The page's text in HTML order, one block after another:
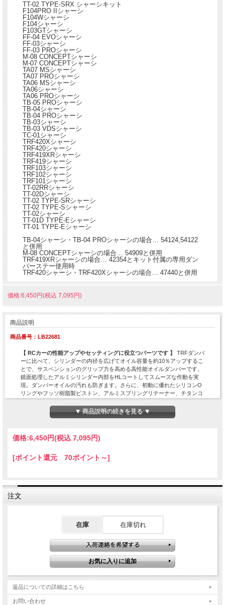
TT-02 TYPE-SRX シャーシキット
F104PRO IIシャーシ
F104Wシャーシ
F104シャーシ
F103GTシャーシ
FF-04 EVOシャーシ
FF-03シャーシ
FF-03 PROシャーシ
M-08 CONCEPTシャーシ
M-07 CONCEPTシャーシ
TA07 MSシャーシ
TA07 PROシャーシ
TA06 MSシャーシ
TA06シャーシ
TA06 PROシャーシ
TB-05 PROシャーシ
TB-04シャーシ
TB-04 PROシャーシ
TB-03シャーシ
TB-03 VDSシャーシ
TC-01シャーシ
TRF420Xシャーシ
TRF420シャーシ
TRF419XRシャーシ
TRF419シャーシ
TRF103シャーシ
TRF102シャーシ
TRF101シャーシ
TT-02RRシャーシ
TT-02Dシャーシ
TT-02 TYPE-SRシャーシ
TT-02 TYPE-Sシャーシ
TT-02シャーシ
TT-01D TYPE-Eシャーシ
TT-01 TYPE-Eシャーシ
TB-04シャーシ・TB-04 PROシャーシの場合… 54124,54122
と併用
M-08 CONCEPTシャーシの場合… 54909と併用
TRF419XRシャーシの場合… 42354とキット付属の専用ダン
パーステー使用時
TRF420シャーシ・TRF420Xシャーシの場合… 47440と併用
価格:6,450円(税込 7,095円)
商品説明
商品番号：LB22681
【 RCカーの性能アップやセッティングに役立つパーツです 】
TRFダンパ
ーに比べて、シリンダーの内径を広げてオイル容量を約10％アップするこ
とで、サスペンションのグリップ力を高める高性能オイルダンパーです。
鏡面処理したアルミシリンダー内部をHLコートしてスムーズな作動を実
現。ダンパーオイルの汚れも防ぎます。さらに、初動に優れたシリコンO
リングやフッソ樹脂製ピストン、アルミスプリングリテーナー、チタンコ
ートピストンロッドを装備。ダンパーエンド・トップには、樹脂素材と形
状を見直して強度アップとダンパーの基本性能を高めるTRFダンパー用強
化Vパーツを使用しました。
▼ 商品説明の続きを見る ▼
価格:6,450円(税込 7,095円)
[ポイント還元 70ポイント～]
注文
在庫 在庫切れ
返品についての詳細はこちら
お問い合わせ